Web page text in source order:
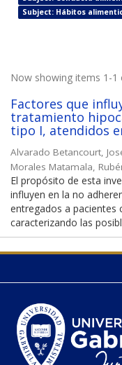
Subject: Hábitos
Now showing items 1-1
Factores que
tratamiento
tipo I, atendidos
Alvarado Betancourt,
Morales Matamala,
El propósito de esta
influyen en la no
entregados a pacientes
caracterizando las